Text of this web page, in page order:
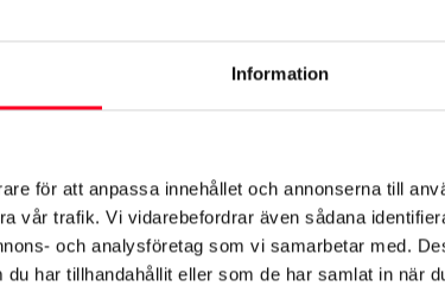
Information
för att anpassa innehållet och annonserna till
vår trafik. Vi vidarebefordrar även sådana
och analysföretag som vi samarbetar med.
du har tillhandahållit eller som de har samlat in när
fälg du valt passar din
att däck och fälg har
bytts ut under årens lopp
hade ut från fabrik.